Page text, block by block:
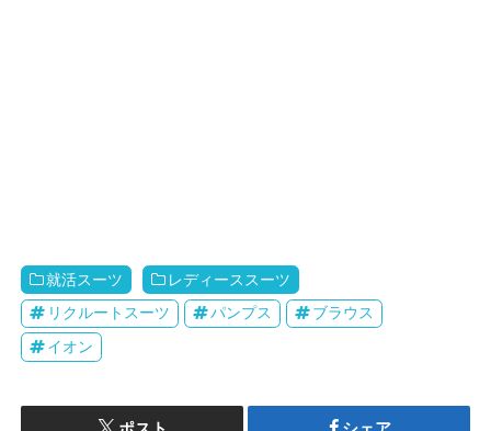
就活スーツ
レディーススーツ
リクルートスーツ
パンプス
ブラウス
イオン